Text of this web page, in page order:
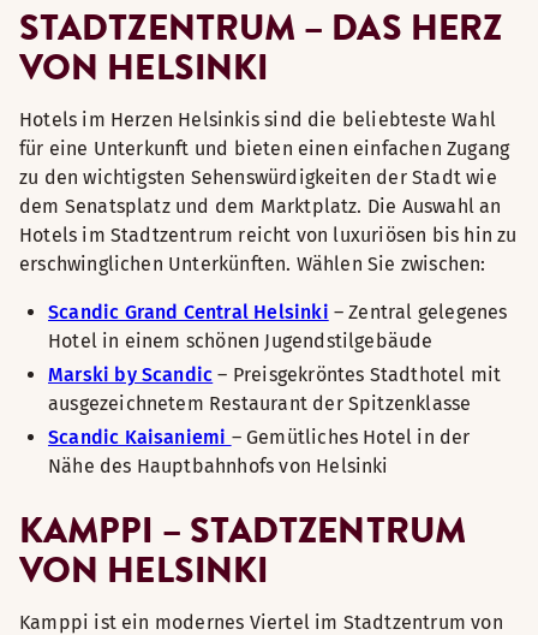
STADTZENTRUM – DAS HERZ
VON HELSINKI
Hotels im Herzen Helsinkis sind die beliebteste Wahl
für eine Unterkunft und bieten einen einfachen Zugang
zu den wichtigsten Sehenswürdigkeiten der Stadt wie
dem Senatsplatz und dem Marktplatz. Die Auswahl an
Hotels im Stadtzentrum reicht von luxuriösen bis hin zu
erschwinglichen Unterkünften. Wählen Sie zwischen:
Scandic Grand Central Helsinki – Zentral gelegenes
Hotel in einem schönen Jugendstilgebäude
Marski by Scandic – Preisgekröntes Stadthotel mit
ausgezeichnetem Restaurant der Spitzenklasse
Scandic Kaisaniemi – Gemütliches Hotel in der
Nähe des Hauptbahnhofs von Helsinki
KAMPPI – STADTZENTRUM
VON HELSINKI
Kamppi ist ein modernes Viertel im Stadtzentrum von